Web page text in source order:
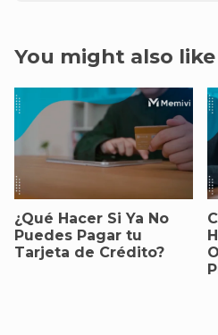
You might also like
¿Qué Hacer Si Ya No
Puedes Pagar tu
Tarjeta de Crédito?